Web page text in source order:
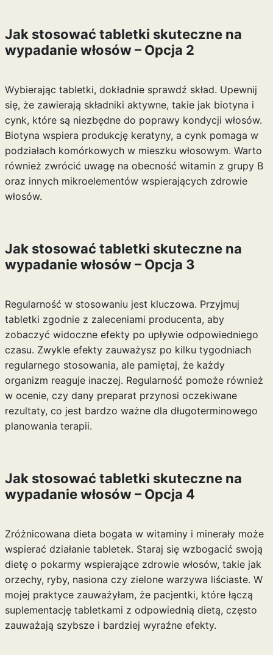
Jak stosować tabletki skuteczne na
wypadanie włosów – Opcja 2
Wybierając tabletki, dokładnie sprawdź skład. Upewnij
się, że zawierają składniki aktywne, takie jak biotyna i
cynk, które są niezbędne do poprawy kondycji włosów.
Biotyna wspiera produkcję keratyny, a cynk pomaga w
podziałach komórkowych w mieszku włosowym. Warto
również zwrócić uwagę na obecność witamin z grupy B
oraz innych mikroelementów wspierających zdrowie
włosów.
Jak stosować tabletki skuteczne na
wypadanie włosów – Opcja 3
Regularność w stosowaniu jest kluczowa. Przyjmuj
tabletki zgodnie z zaleceniami producenta, aby
zobaczyć widoczne efekty po upływie odpowiedniego
czasu. Zwykle efekty zauważysz po kilku tygodniach
regularnego stosowania, ale pamiętaj, że każdy
organizm reaguje inaczej. Regularność pomoże również
w ocenie, czy dany preparat przynosi oczekiwane
rezultaty, co jest bardzo ważne dla długoterminowego
planowania terapii.
Jak stosować tabletki skuteczne na
wypadanie włosów – Opcja 4
Zróżnicowana dieta bogata w witaminy i minerały może
wspierać działanie tabletek. Staraj się wzbogacić swoją
dietę o pokarmy wspierające zdrowie włosów, takie jak
orzechy, ryby, nasiona czy zielone warzywa liściaste. W
mojej praktyce zauważyłam, że pacjentki, które łączą
suplementację tabletkami z odpowiednią dietą, często
zauważają szybsze i bardziej wyraźne efekty.